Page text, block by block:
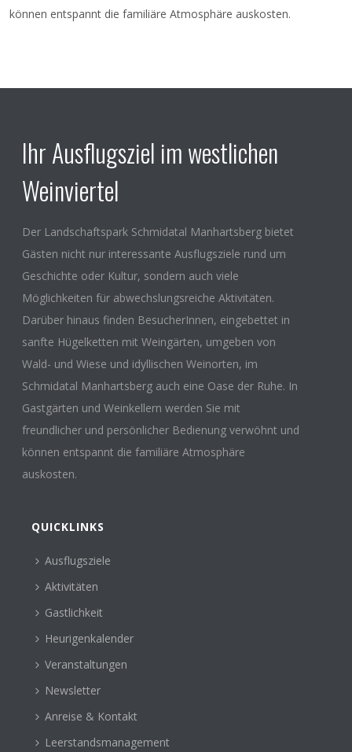
können entspannt die familiäre Atmosphäre auskosten.
Ihr Ausflugsziel im westlichen
Weinviertel
Der Landschaftspark Schmidatal Manhartsberg bietet
Gästen nicht nur interessante Ausflugsziele rund um
Geschichte oder Kultur, sondern auch viele
Möglichkeiten für abwechslungsreiche Aktivitäten.
Darüber hinaus finden BesucherInnen, eingebettet in
sanfte Hügelketten mit Weingärten, umgeben von
Wald- und Wiese und idyllischen Weinorten, im
Schmidatal Manhartsberg auch eine Oase der Ruhe. In
Gastgärten und Weinkellern werden Sie mit
freundlicher und persönlicher Bedienung verwöhnt und
können entspannt die familiäre Atmosphäre
auskosten.
QUICKLINKS
Ausflugsziele
Aktivitäten
Gastlichkeit
Heurigenkalender
Veranstaltungen
Newsletter
Anreise & Kontakt
Leerstandsmanagement